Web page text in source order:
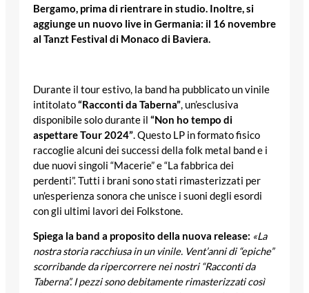
Bergamo, prima di rientrare in studio. Inoltre, si
aggiunge un nuovo live in Germania: il 16 novembre
al Tanzt Festival di Monaco di Baviera.
Durante il tour estivo, la band ha pubblicato un vinile
intitolato“Racconti da Taberna”, un’esclusiva
disponibile solo durante il “Non ho tempo di
aspettare Tour 2024”. Questo LP in formato fisico
raccoglie alcuni dei successi della folk metal band e i
due nuovi singoli “Macerie” e “La fabbrica dei
perdenti”. Tutti i brani sono stati rimasterizzati per
un’esperienza sonora che unisce i suoni degli esordi
con gli ultimi lavori dei Folkstone.
Spiega la band a proposito della nuova release: «La
nostra storia racchiusa in un vinile. Vent’anni di “epiche”
scorribande da ripercorrere nei nostri “Racconti da
Taberna”. I pezzi sono debitamente rimasterizzati così